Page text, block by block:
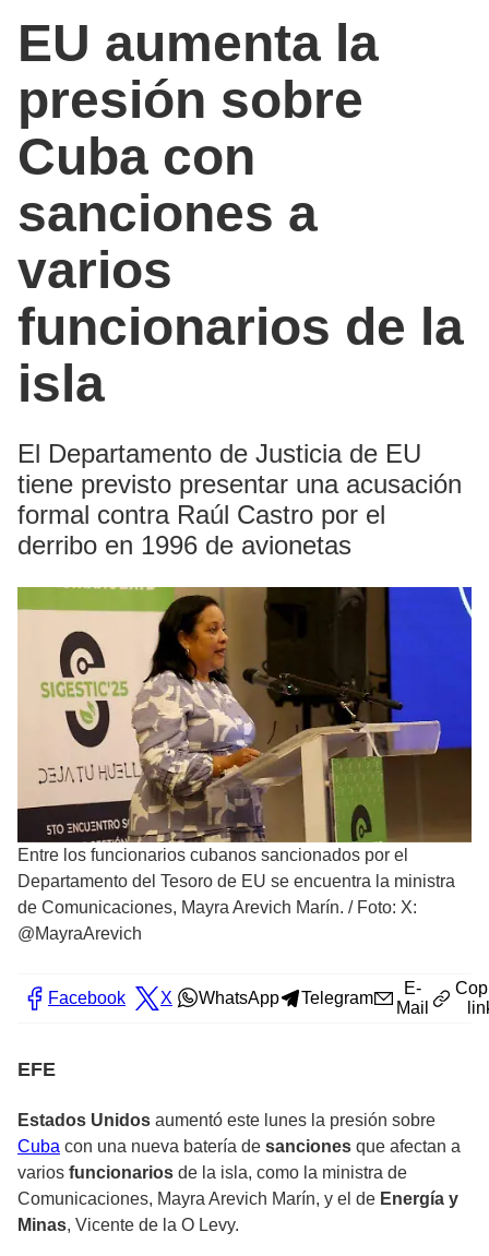
EU aumenta la
presión sobre
Cuba con
sanciones a
varios
funcionarios de la
isla
El Departamento de Justicia de EU
tiene previsto presentar una acusación
formal contra Raúl Castro por el
derribo en 1996 de avionetas
Entre los funcionarios cubanos sancionados por el
Departamento del Tesoro de EU se encuentra la ministra
de Comunicaciones, Mayra Arevich Marín. / Foto: X:
@MayraArevich
Facebook X WhatsApp Telegram
E-
Mail
EFE
Estados Unidos aumentó este lunes la presión sobre
Cuba con una nueva batería de sanciones que afectan a
varios funcionarios de la isla, como la ministra de
Comunicaciones, Mayra Arevich Marín, y el de Energía y
Minas, Vicente de la O Levy.